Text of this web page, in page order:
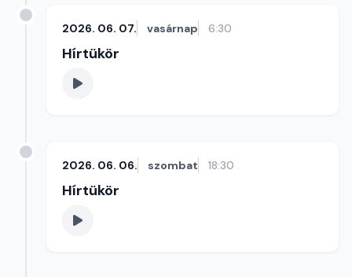
2026. 06. 07. vasárnap 6:30
Hírtükör
2026. 06. 06. szombat 18:30
Hírtükör